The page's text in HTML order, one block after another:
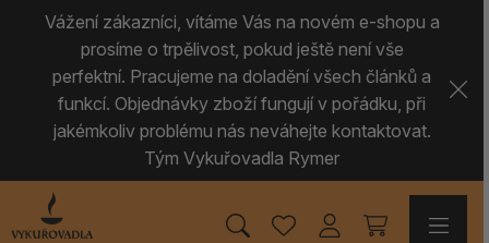
Vážení zákazníci, vítáme Vás na novém e-shopu a
prosíme o trpělivost, pokud ještě není vše
perfektní. Pracujeme na doladění všech článků a
funkcí. Objednávky zboží fungují v pořádku, při
jakémkoliv problému nás neváhejte kontaktovat.
Tým Vykuřovadla Rymer